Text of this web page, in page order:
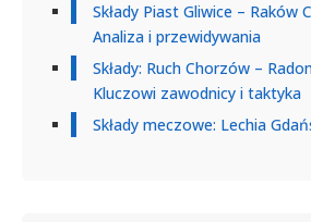
Składy Piast Gliwice – Raków
Analiza i przewidywania
Składy: Ruch Chorzów –
Kluczowi zawodnicy i taktyka
Składy meczowe: Lechia